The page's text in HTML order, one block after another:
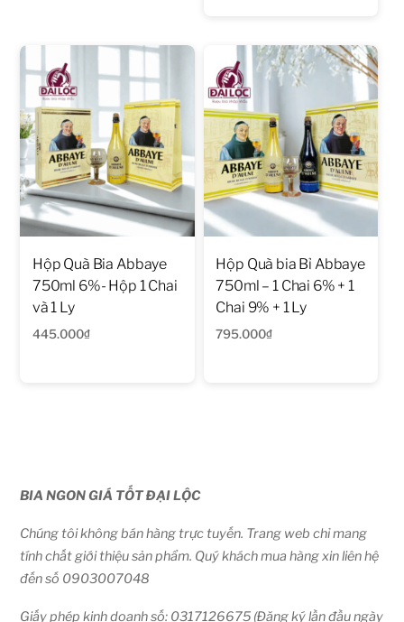
Hộp Quà Bia Abbaye
750ml 6%- Hộp 1 Chai
và 1 Ly
445.000₫
Hộp Quà bia Bỉ Abbaye
750ml – 1 Chai 6% + 1
Chai 9% + 1 Ly
795.000₫
BIA NGON GIÁ TỐT ĐẠI LỘC
Chúng tôi không bán hàng trực tuyến. Trang web chỉ mang
tính chất giới thiệu sản phẩm. Quý khách mua hàng xin liên hệ
đến số 0903007048
Giấy phép kinh doanh số: 0317126675 (Đăng ký lần đầu ngày